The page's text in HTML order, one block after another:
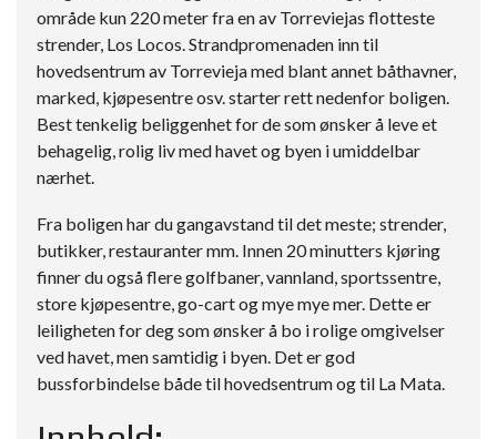
område kun 220 meter fra en av Torreviejas flotteste
strender, Los Locos. Strandpromenaden inn til
hovedsentrum av Torrevieja med blant annet båthavner,
marked, kjøpesentre osv. starter rett nedenfor boligen.
Best tenkelig beliggenhet for de som ønsker å leve et
behagelig, rolig liv med havet og byen i umiddelbar
nærhet.
Fra boligen har du gangavstand til det meste; strender,
butikker, restauranter mm. Innen 20 minutters kjøring
finner du også flere golfbaner, vannland, sportssentre,
store kjøpesentre, go-cart og mye mye mer. Dette er
leiligheten for deg som ønsker å bo i rolige omgivelser
ved havet, men samtidig i byen. Det er god
bussforbindelse både til hovedsentrum og til La Mata.